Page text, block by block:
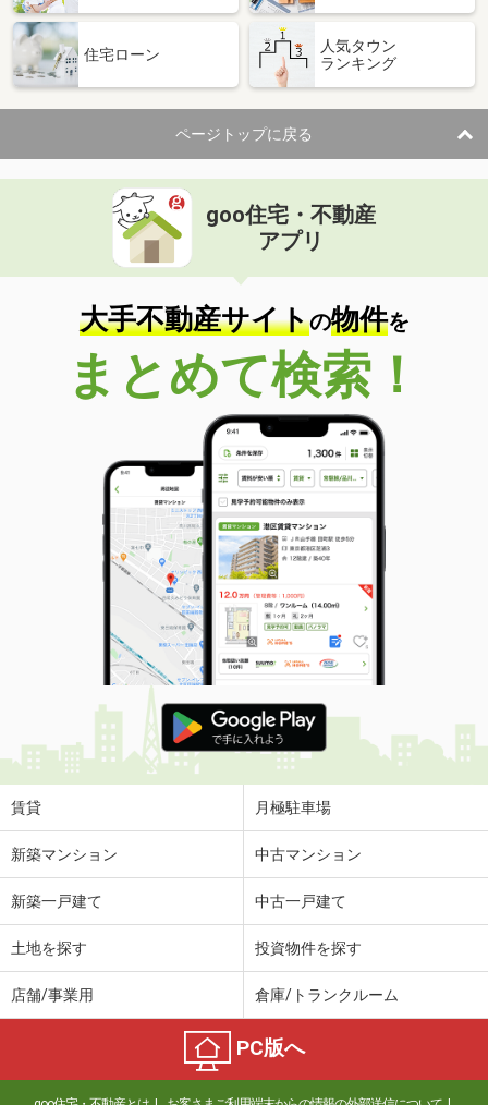
住宅ローン
人気タウン
ランキング
ページトップに戻る
goo住宅・不動産
アプリ
大手不動産サイトの物件を
まとめて検索！
賃貸 月極駐車場
新築マンション 中古マンション
新築一戸建て 中古一戸建て
土地を探す 投資物件を探す
店舗/事業用 倉庫/トランクルーム
PC版へ